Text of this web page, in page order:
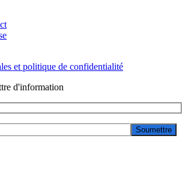
et politique de confidentialité
d'information
Soumettre